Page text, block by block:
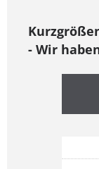
- Wir